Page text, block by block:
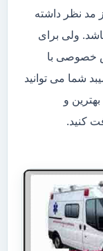
مد نظر داشته
ولی برای
خصوصی با
شما می توانید
و
کنید.